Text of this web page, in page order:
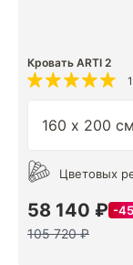
Кровать ARTI 2
Цветовых
58 140 ₽
105 720 ₽